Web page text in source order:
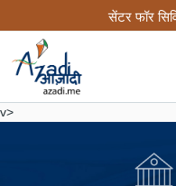
to
content
सेंटर फॉर
v>